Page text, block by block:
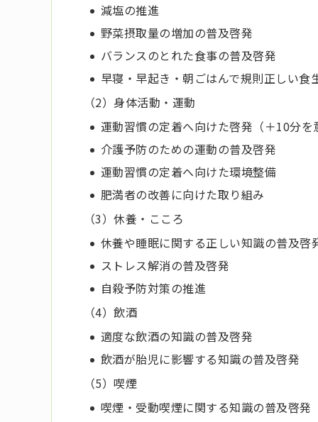
減塩の推進
野菜摂取量の増加の普及啓発
バランスのとれた食事の普及啓発
早寝・早起き・朝ごはんで規則正しい食
（2）身体活動・運動
運動習慣の定着へ向けた啓発（＋10分を
介護予防のための運動の普及啓発
運動習慣の定着へ向けた環境整備
肥満者の改善に向けた取り組み
（3）休養・こころ
休養や睡眠に関する正しい知識の普及啓
ストレス解消の普及啓発
自殺予防対策の推進
（4）飲酒
適度な飲酒の知識の普及啓発
飲酒が胎児に影響する知識の普及啓発
（5）喫煙
喫煙・受動喫煙に関する知識の普及啓発